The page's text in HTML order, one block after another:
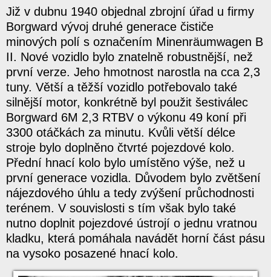
Již v dubnu 1940 objednal zbrojní úřad u firmy
Borgward vývoj druhé generace čističe
minových polí s označením Minenräumwagen B
II. Nové vozidlo bylo znatelně robustnější, než
první verze. Jeho hmotnost narostla na cca 2,3
tuny. Větší a těžší vozidlo potřebovalo také
silnější motor, konkrétně byl použit šestiválec
Borgward 6M 2,3 RTBV o výkonu 49 koní při
3300 otáčkách za minutu. Kvůli větší délce
stroje bylo doplněno čtvrté pojezdové kolo.
Přední hnací kolo bylo umístěno výše, než u
první generace vozidla. Důvodem bylo zvětšení
nájezdového úhlu a tedy zvýšení průchodnosti
terénem. V souvislosti s tím však bylo také
nutno doplnit pojezdové ústrojí o jednu vratnou
kladku, která pomáhala navádět horní část pásu
na vysoko posazené hnací kolo.